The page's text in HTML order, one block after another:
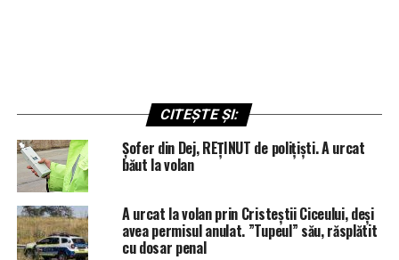
CITEȘTE ȘI:
Șofer din Dej, REȚINUT de polițiști. A urcat
băut la volan
A urcat la volan prin Cristeștii Ciceului, deși
avea permisul anulat. ”Tupeul” său, răsplătit
cu dosar penal